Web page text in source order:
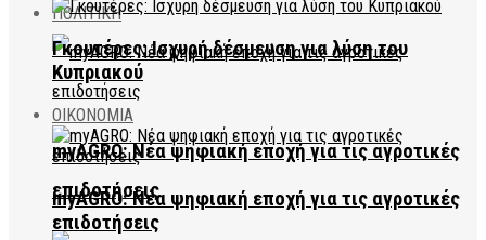
ΠΟΛΙΤΙΚΗ
myAGRO: Νέα ψηφιακή εποχή για τις αγροτικές
επιδοτήσεις
Γκουτέρες: Ισχυρή δέσμευση για λύση του
Κυπριακού
ΟΙΚΟΝΟΜΙΑ
myAGRO: Νέα ψηφιακή εποχή για τις αγροτικές
επιδοτήσεις